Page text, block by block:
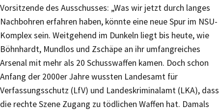
Vorsitzende des Ausschusses: „Was wir jetzt durch langes
Nachbohren erfahren haben, könnte eine neue Spur im NSU-
Komplex sein. Weitgehend im Dunkeln liegt bis heute, wie
Böhnhardt, Mundlos und Zschäpe an ihr umfangreiches
Arsenal mit mehr als 20 Schusswaffen kamen. Doch schon
Anfang der 2000er Jahre wussten Landesamt für
Verfassungsschutz (LfV) und Landeskriminalamt (LKA), dass
die rechte Szene Zugang zu tödlichen Waffen hat. Damals